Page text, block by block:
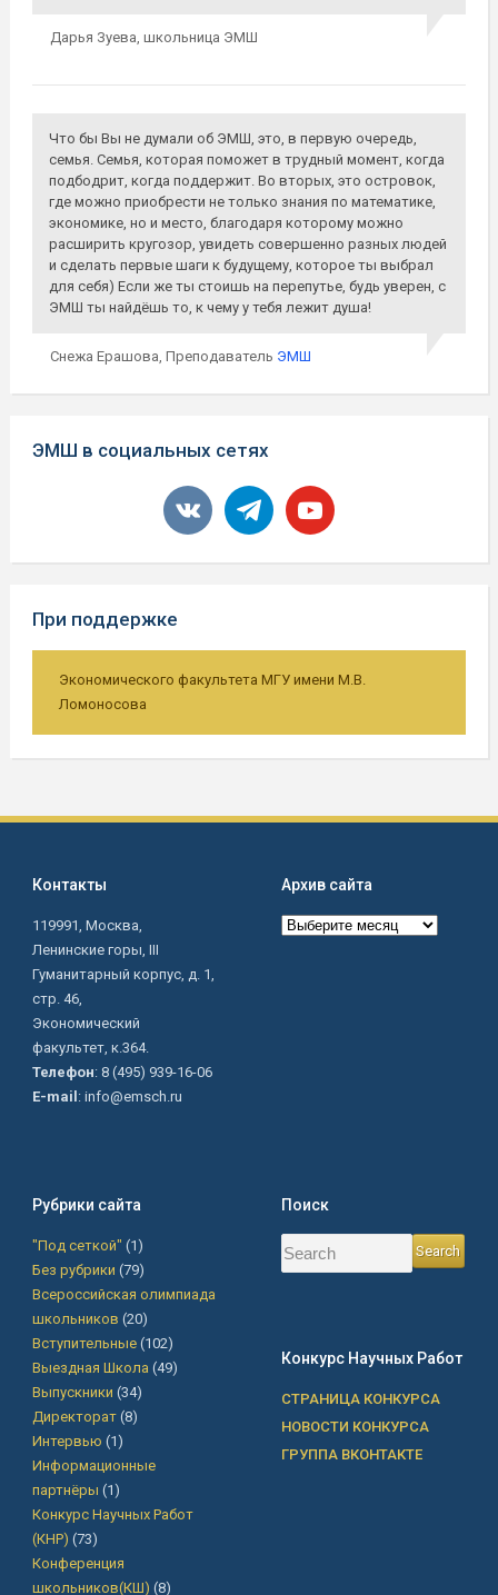
Дарья Зуева, школьница ЭМШ
Что бы Вы не думали об ЭМШ, это, в первую очередь,
семья. Семья, которая поможет в трудный момент, когда
подбодрит, когда поддержит. Во вторых, это островок,
где можно приобрести не только знания по математике,
экономике, но и место, благодаря которому можно
расширить кругозор, увидеть совершенно разных людей
и сделать первые шаги к будущему, которое ты выбрал
для себя) Если же ты стоишь на перепутье, будь уверен, с
ЭМШ ты найдёшь то, к чему у тебя лежит душа!
Снежа Ерашова, Преподаватель ЭМШ
ЭМШ в социальных сетях
vkontakte telegram youtube
При поддержке
Экономического факультета МГУ имени М.В.
Ломоносова
Контакты
119991, Москва,
Ленинские горы, III
Гуманитарный корпус, д. 1,
стр. 46,
Экономический
факультет, к.364.
Телефон: 8 (495) 939-16-06
E-mail : info@emsch.ru
Архив сайта
Архив
Рубрики сайта
"Под сеткой" (1)
Без рубрики (79)
Всероссийская олимпиада
школьников (20)
Вступительные(102)
Выездная Школа (49)
Выпускники (34)
Директорат(8)
Интервью (1)
Информационные
партнёры (1)
Конкурс Научных Работ
(КНР) (73)
Конференция
школьников(КШ) (8)
Поиск
Конкурс Научных Работ
СТРАНИЦА КОНКУРСА
НОВОСТИ КОНКУРСА
ГРУППА ВКОНТАКТЕ